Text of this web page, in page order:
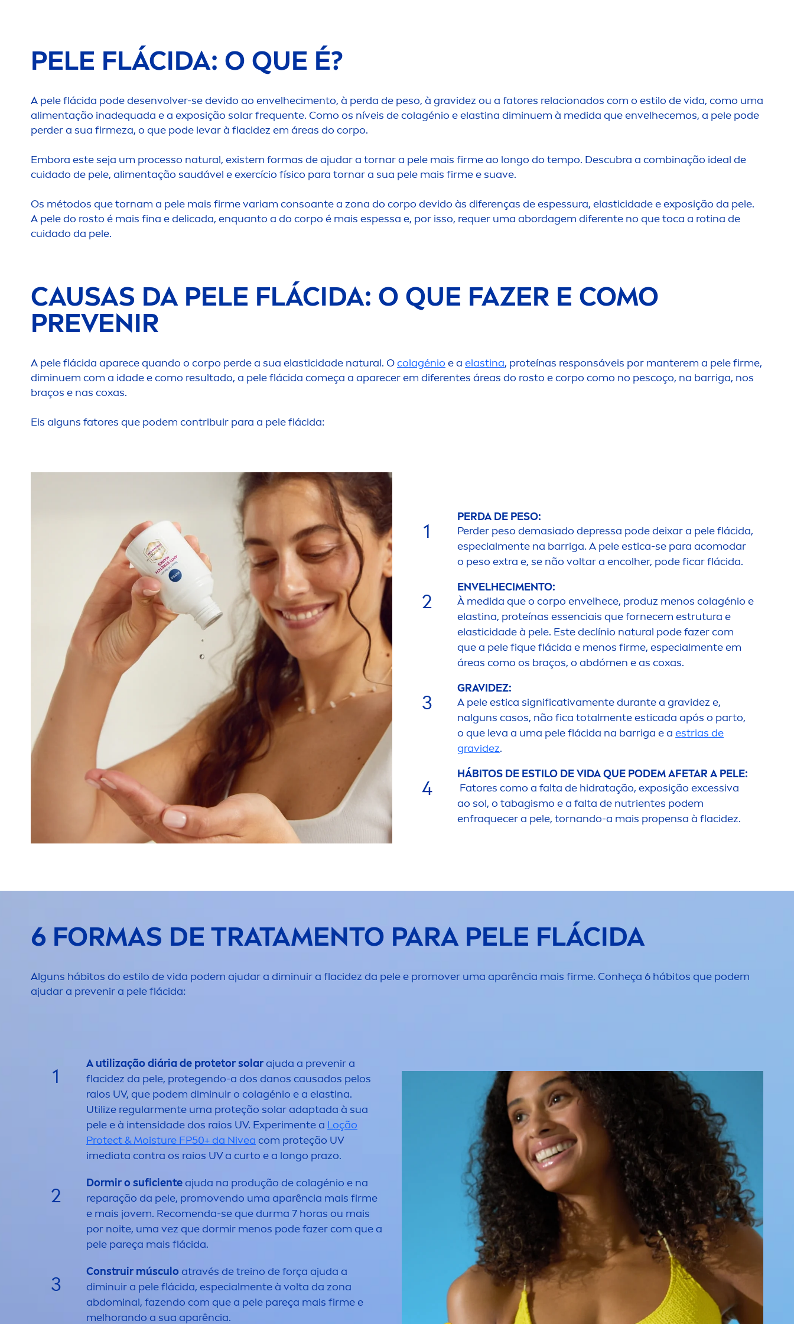
PELE FLÁCIDA: O QUE É?
A pele flácida pode desenvolver-se devido ao envelhecimento, à perda de peso, à gravidez ou a fatores relacionados com o estilo de vida, como uma
alimentação inadequada e a exposição solar frequente. Como os níveis de colagénio e elastina diminuem à medida que envelhecemos, a pele pode
perder a sua firmeza, o que pode levar à flacidez em áreas do corpo.
Embora este seja um processo natural, existem formas de ajudar a tornar a pele mais firme ao longo do tempo. Descubra a combinação ideal de
cuidado de pele, alimentação saudável e exercício físico para tornar a sua pele mais firme e suave.
Os métodos que tornam a pele mais firme variam consoante a zona do corpo devido às diferenças de espessura, elasticidade e exposição da pele.
A pele do rosto é mais fina e delicada, enquanto a do corpo é mais espessa e, por isso, requer uma abordagem diferente no que toca a rotina de
cuidado da pele.
CAUSAS DA PELE FLÁCIDA: O QUE FAZER E COMO
PREVENIR
A pele flácida aparece quando o corpo perde a sua elasticidade natural. Ocolagénio e a elastina, proteínas responsáveis por manterem a pele firme,
diminuem com a idade e como resultado, a pele flácida começa a aparecer em diferentes áreas do rosto e corpo como no pescoço, na barriga, nos
braços e nas coxas.
Eis alguns fatores que podem contribuir para a pele flácida:
1
PERDA DE PESO:
Perder peso demasiado depressa pode deixar a pele flácida,
especialmente na barriga. A pele estica-se para acomodar
o peso extra e, se não voltar a encolher, pode ficar flácida.
2
ENVELHECIMENTO:
À medida que o corpo envelhece, produz menos colagénio e
elastina, proteínas essenciais que fornecem estrutura e
elasticidade à pele. Este declínio natural pode fazer com
que a pele fique flácida e menos firme, especialmente em
áreas como os braços, o abdómen e as coxas.
3
GRAVIDEZ:
A pele estica significativamente durante a gravidez e,
nalguns casos, não fica totalmente esticada após o parto,
o que leva a uma pele flácida na barriga e a estrias de
gravidez.
4
HÁBITOS DE ESTILO DE VIDA QUE PODEM AFETAR A PELE:
Fatores como a falta de hidratação, exposição excessiva
ao sol, o tabagismo e a falta de nutrientes podem
enfraquecer a pele, tornando-a mais propensa à flacidez.
6 FORMAS DE TRATAMENTO PARA PELE FLÁCIDA
Alguns hábitos do estilo de vida podem ajudar a diminuir a flacidez da pele e promover uma aparência mais firme. Conheça 6 hábitos que podem
ajudar a prevenir a pele flácida:
1
A utilização diária de protetor solarajuda a prevenir a
flacidez da pele, protegendo-a dos danos causados pelos
raios UV, que podem diminuir o colagénio e a elastina.
Utilize regularmente uma proteção solar adaptada à sua
pele e à intensidade dos raios UV. Experimente a Loção
Protect& Moisture FP50+ da Nivea com proteção UV
imediata contra os raios UV a curto e a longo prazo.
2
Dormir o suficienteajuda na produção de colagénio e na
reparação da pele, promovendo uma aparência mais firme
e mais jovem. Recomenda-se que durma 7 horas ou mais
por noite, uma vez que dormir menos pode fazer com que a
pele pareça mais flácida.
3
Construir músculoatravés de treino de força ajuda a
diminuir a pele flácida, especialmente à volta da zona
abdominal, fazendo com que a pele pareça mais firme e
melhorando a sua aparência.